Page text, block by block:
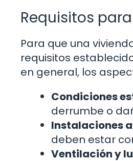
Requisitos
Para que una
requisitos
en general, los
Condiciones
derrumbe o
Instalaciones
deben estar
Ventilación y